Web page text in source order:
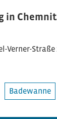
in
Verner-Straße
Badewanne